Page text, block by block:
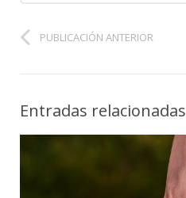
PUBLICACIÓN ANTERIOR
Entradas relacionadas